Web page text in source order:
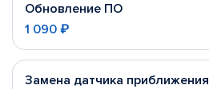
Обновление ПО
1 090 ₽
Замена датчика приближения